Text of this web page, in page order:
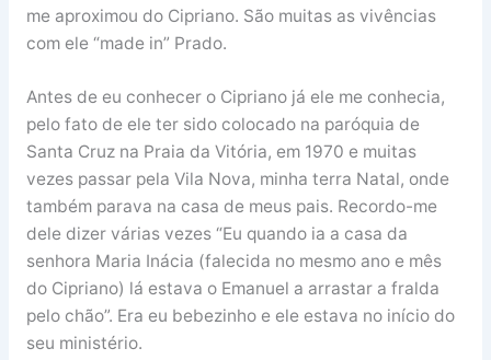
me aproximou do Cipriano. São muitas as vivências
com ele “made in” Prado.
Antes de eu conhecer o Cipriano já ele me conhecia,
pelo fato de ele ter sido colocado na paróquia de
Santa Cruz na Praia da Vitória, em 1970 e muitas
vezes passar pela Vila Nova, minha terra Natal, onde
também parava na casa de meus pais. Recordo-me
dele dizer várias vezes “Eu quando ia a casa da
senhora Maria Inácia (falecida no mesmo ano e mês
do Cipriano) lá estava o Emanuel a arrastar a fralda
pelo chão”. Era eu bebezinho e ele estava no início do
seu ministério.